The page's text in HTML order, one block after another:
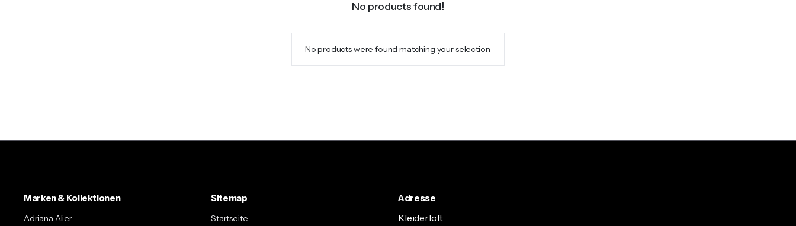
No products found!
No products were found matching your selection.
Marken & Kollektionen
Adriana Alier
Sitemap
Startseite
Adresse
Kleiderloft